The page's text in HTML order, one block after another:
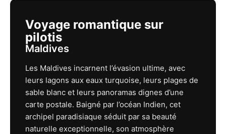
Voyage romantique sur
pilotis
Maldives
Les Maldives incarnent l’évasion ultime, avec
leurs lagons aux eaux turquoise, leurs plages de
sable blanc et leurs panoramas dignes d’une
carte postale. Baigné par l’océan Indien, cet
archipel paradisiaque séduit par sa beauté
naturelle exceptionnelle, son atmosphère